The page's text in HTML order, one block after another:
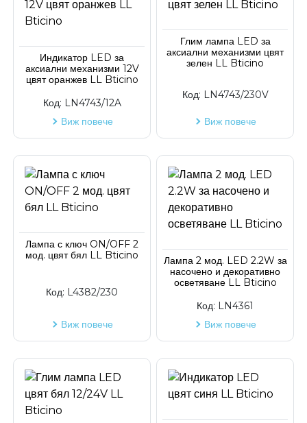
Индикатор LED за
аксиални механизми 12V
цвят оранжев LL Bticino
Код: LN4743/12A
Виж повече
Глим лампа LED за
аксиални механизми цвят
зелен LL Bticino
Код: LN4743/230V
Виж повече
Лампа с ключ ON/OFF 2
мод. цвят бял LL Bticino
Код: L4382/230
Виж повече
Лампа 2 мод. LED 2.2W за
насочено и декоративно
осветяване LL Bticino
Код: LN4361
Виж повече